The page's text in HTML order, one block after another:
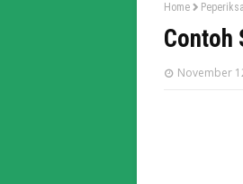
Home
Contoh
November